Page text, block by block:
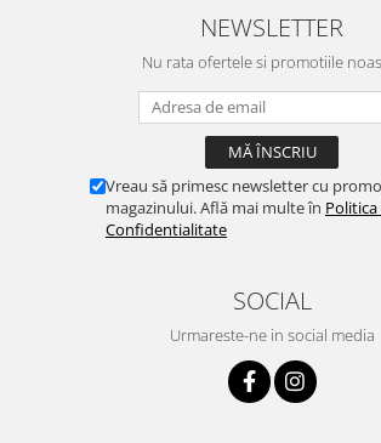
NEWSLETTER
Nu rata ofertele si promotiile
Vreau să primesc newsletter cu
magazinului. Află mai multe în Politica
Confidentialitate
SOCIAL
Urmareste-ne in social media